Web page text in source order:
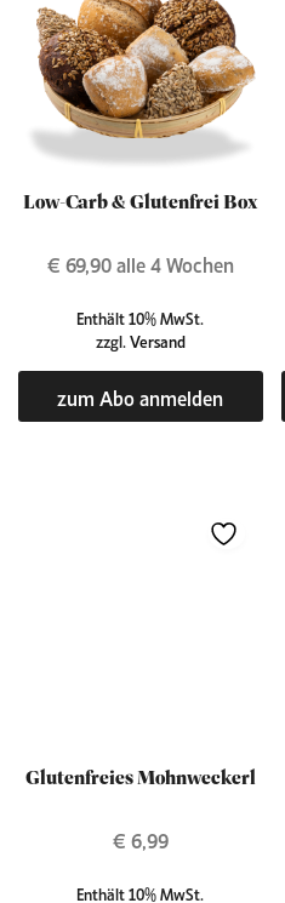
Low-Carb & Glutenfrei Box
€ 69,90alle 4 Wochen
Enthält 10% MwSt.
zzgl.Versand
zum Abo anmelden
Glutenfreies Mohnweckerl
€ 6,99
Enthält 10% MwSt.